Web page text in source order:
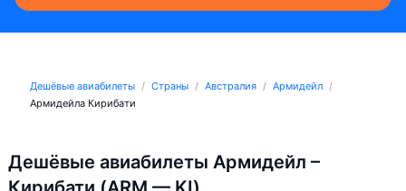
Дешёвые авиабилеты Страны Австралия
Армидейл
Армидейла Кирибати
Дешёвые авиабилеты Армидейл –